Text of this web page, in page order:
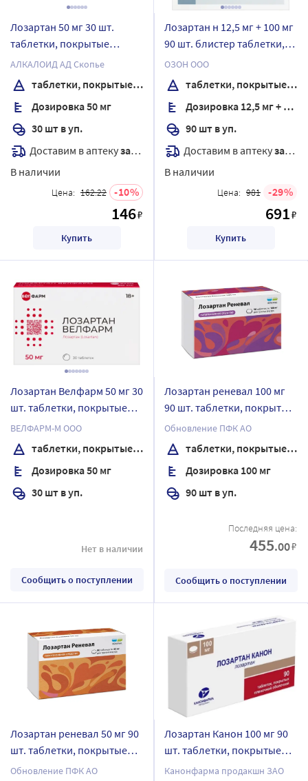
Лозартан 50 мг 30 шт.
таблетки, покрытые
пленочной оболочкой
АЛКАЛОИД АД Скопье
таблетки, покрытые пленочной оболочкой
Дозировка 50 мг
30 шт в уп.
Доставим в аптекузавтра
В наличии
Цена: 162.22 10
146₽
Купить
Лозартан н 12,5 мг + 100 мг
90 шт. блистер таблетки,
покрытые пленочной
оболочкой
ОЗОН ООО
таблетки, покрытые пленочной оболочкой
Дозировка 12,5 мг + 100 мг
90 шт в уп.
Доставим в аптекузавтра
В наличии
Цена: 981 29
691₽
Купить
Лозартан Велфарм 50 мг 30
шт. таблетки, покрытые
пленочной оболочкой
ВЕЛФАРМ-М ООО
таблетки, покрытые пленочной оболочкой
Дозировка 50 мг
30 шт в уп.
Нет в наличии
Сообщить о поступлении
Лозартан реневал 100 мг
90 шт. таблетки, покрытые
пленочной оболочкой
Обновление ПФК АО
таблетки, покрытые пленочной оболочкой
Дозировка 100 мг
90 шт в уп.
Последняя цена:
455.00₽
Сообщить о поступлении
Лозартан реневал 50 мг 90
шт. таблетки, покрытые
пленочной оболочкой
Обновление ПФК АО
Лозартан Канон 100 мг 90
шт. таблетки, покрытые
пленочной оболочкой
Канонфарма продакшн ЗАО